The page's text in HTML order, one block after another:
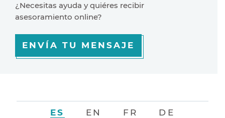
¿Necesitas ayuda y quiéres recibir
asesoramiento online?
ENVÍA TU MENSAJE
ES EN FR DE